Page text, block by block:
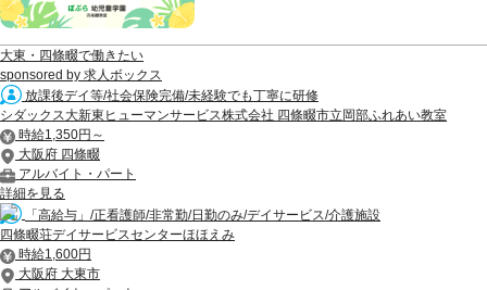
大東・四條畷で働きたい
sponsored by 求人ボックス
放課後デイ等/社会保険完備/未経験でも丁寧に研修
シダックス大新東ヒューマンサービス株式会社 四條畷市立岡部ふれあい教室
時給1,350円～
大阪府 四條畷
アルバイト・パート
詳細を見る
「高給与」/正看護師/非常勤/日勤のみ/デイサービス/介護施設
四條畷荘デイサービスセンターほほえみ
時給1,600円
大阪府 大東市